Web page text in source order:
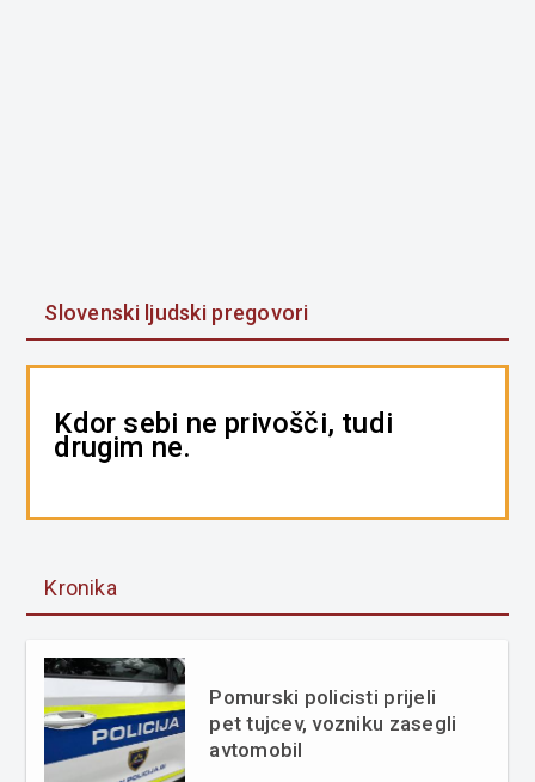
Slovenski ljudski pregovori
Kdor sebi ne privošči, tudi
drugim ne.
Kronika
Pomurski policisti prijeli
pet tujcev, vozniku zasegli
avtomobil